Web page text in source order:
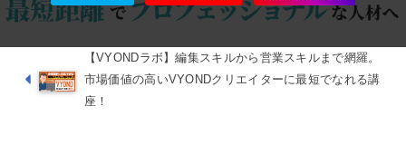
【VYONDラボ】編集スキルから営業スキルまで網羅。
市場価値の高いVYONDクリエイターに最短でなれる講
座！